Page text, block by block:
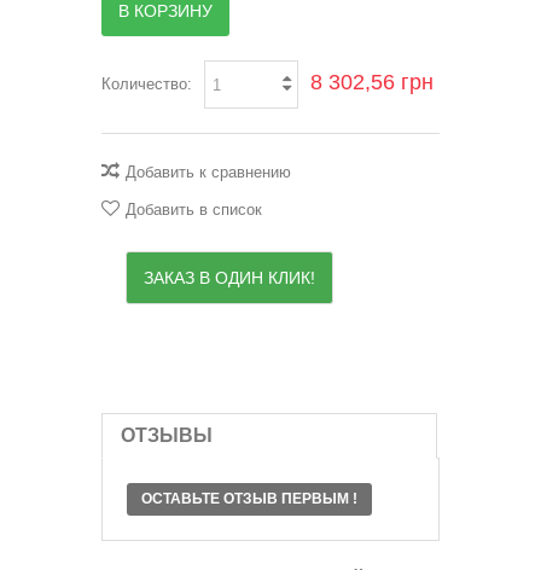
В КОРЗИНУ
Количество: 8 302,56 грн
Добавить к сравнению
Добавить в список
ЗАКАЗ В ОДИН КЛИК!
ОТЗЫВЫ
ОСТАВЬТЕ ОТЗЫВ ПЕРВЫМ !